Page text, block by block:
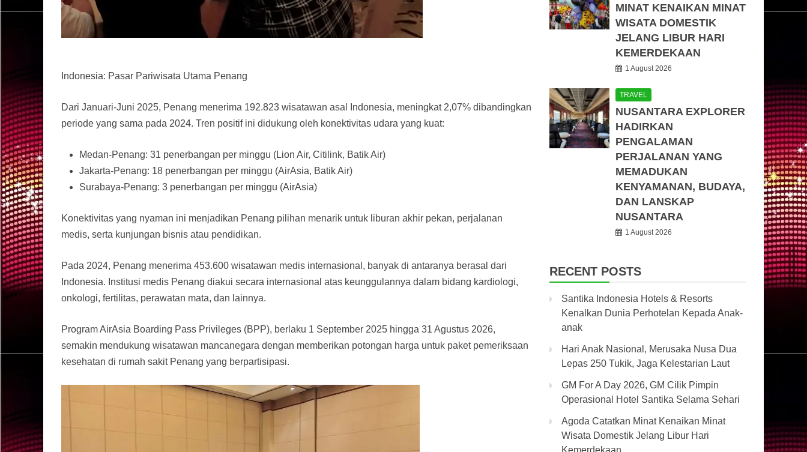
Indonesia: Pasar Pariwisata Utama Penang
Dari Januari-Juni 2025, Penang menerima 192.823 wisatawan asal Indonesia, meningkat 2,07% dibandingkan
periode yang sama pada 2024. Tren positif ini didukung oleh konektivitas udara yang kuat:
Medan-Penang: 31 penerbangan per minggu (Lion Air, Citilink, Batik Air)
Jakarta-Penang: 18 penerbangan per minggu (AirAsia, Batik Air)
Surabaya-Penang: 3 penerbangan per minggu (AirAsia)
Konektivitas yang nyaman ini menjadikan Penang pilihan menarik untuk liburan akhir pekan, perjalanan
medis, serta kunjungan bisnis atau pendidikan.
Pada 2024, Penang menerima 453.600 wisatawan medis internasional, banyak di antaranya berasal dari
Indonesia. Institusi medis Penang diakui secara internasional atas keunggulannya dalam bidang kardiologi,
onkologi, fertilitas, perawatan mata, dan lainnya.
Program AirAsia Boarding Pass Privileges (BPP), berlaku 1 September 2025 hingga 31 Agustus 2026,
semakin mendukung wisatawan mancanegara dengan memberikan potongan harga untuk paket pemeriksaan
kesehatan di rumah sakit Penang yang berpartisipasi.
MINAT KENAIKAN MINAT
WISATA DOMESTIK
JELANG LIBUR HARI
KEMERDEKAAN
1 August 2026
TRAVEL
NUSANTARA EXPLORER
HADIRKAN
PENGALAMAN
PERJALANAN YANG
MEMADUKAN
KENYAMANAN, BUDAYA,
DAN LANSKAP
NUSANTARA
1 August 2026
RECENT POSTS
Santika Indonesia Hotels & Resorts
Kenalkan Dunia Perhotelan Kepada Anak-
anak
Hari Anak Nasional, Merusaka Nusa Dua
Lepas 250 Tukik, Jaga Kelestarian Laut
GM For A Day 2026, GM Cilik Pimpin
Operasional Hotel Santika Selama Sehari
Agoda Catatkan Minat Kenaikan Minat
Wisata Domestik Jelang Libur Hari